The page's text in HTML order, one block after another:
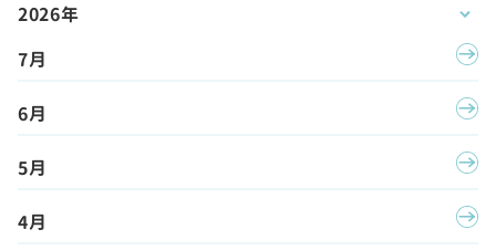
2026年
7月
6月
5月
4月